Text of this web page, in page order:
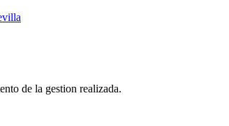
de la gestion realizada.